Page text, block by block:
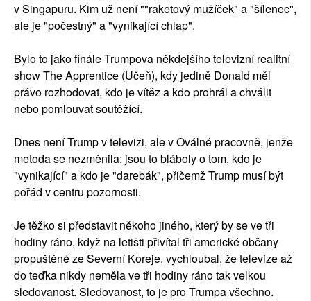
v Singapuru. Kim už není ""raketový mužíček" a "šílenec",
ale je "počestný" a "vynikající chlap".
Bylo to jako finále Trumpova někdejšího televizní realitní
show The Apprentice (Učeň), kdy jedině Donald měl
právo rozhodovat, kdo je vítěz a kdo prohrál a chválit
nebo pomlouvat soutěžící.
Dnes není Trump v televizi, ale v Oválné pracovně, jenže
metoda se nezměnila: jsou to bláboly o tom, kdo je
"vynikající" a kdo je "darebák", přičemž Trump musí být
pořád v centru pozornosti.
Je těžko si představit někoho jiného, který by se ve tři
hodiny ráno, když na letišti přivítal tři americké občany
propuštěné ze Severní Koreje, vychloubal, že televize až
do teďka nikdy neměla ve tři hodiny ráno tak velkou
sledovanost. Sledovanost, to je pro Trumpa všechno.